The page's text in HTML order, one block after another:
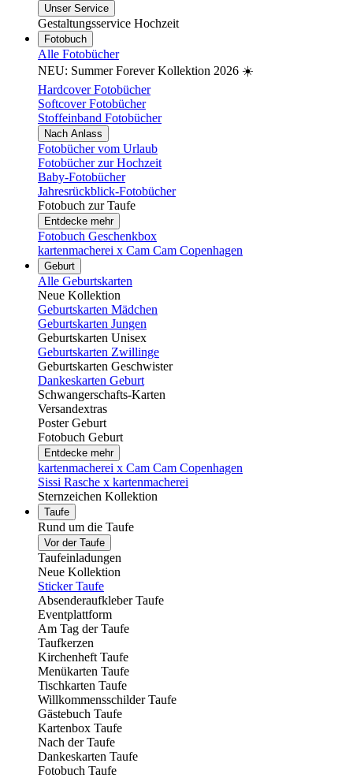
Unser Service
Gestaltungsservice Hochzeit
Fotobuch
Alle Fotobücher
NEU: Summer Forever Kollektion 2026 ☀️
Hardcover Fotobücher
Softcover Fotobücher
Stoffeinband Fotobücher
Nach Anlass
Fotobücher vom Urlaub
Fotobücher zur Hochzeit
Baby-Fotobücher
Jahresrückblick-Fotobücher
Fotobuch zur Taufe
Entdecke mehr
Fotobuch Geschenkbox
kartenmacherei x Cam Cam Copenhagen
Geburt
Alle Geburtskarten
Neue Kollektion
Geburtskarten Mädchen
Geburtskarten Jungen
Geburtskarten Unisex
Geburtskarten Zwillinge
Geburtskarten Geschwister
Dankeskarten Geburt
Schwangerschafts-Karten
Versandextras
Poster Geburt
Fotobuch Geburt
Entdecke mehr
kartenmacherei x Cam Cam Copenhagen
Sissi Rasche x kartenmacherei
Sternzeichen Kollektion
Taufe
Rund um die Taufe
Vor der Taufe
Taufeinladungen
Neue Kollektion
Sticker Taufe
Absenderaufkleber Taufe
Eventplattform
Am Tag der Taufe
Taufkerzen
Kirchenheft Taufe
Menükarten Taufe
Tischkarten Taufe
Willkommensschilder Taufe
Gästebuch Taufe
Kartenbox Taufe
Nach der Taufe
Dankeskarten Taufe
Fotobuch Taufe